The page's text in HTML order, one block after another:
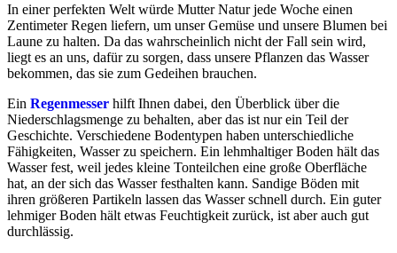
In einer perfekten Welt würde Mutter Natur jede Woche einen
Zentimeter Regen liefern, um unser Gemüse und unsere Blumen bei
Laune zu halten. Da das wahrscheinlich nicht der Fall sein wird,
liegt es an uns, dafür zu sorgen, dass unsere Pflanzen das Wasser
bekommen, das sie zum Gedeihen brauchen.
Ein Regenmesser hilft Ihnen dabei, den Überblick über die
Niederschlagsmenge zu behalten, aber das ist nur ein Teil der
Geschichte. Verschiedene Bodentypen haben unterschiedliche
Fähigkeiten, Wasser zu speichern. Ein lehmhaltiger Boden hält das
Wasser fest, weil jedes kleine Tonteilchen eine große Oberfläche
hat, an der sich das Wasser festhalten kann. Sandige Böden mit
ihren größeren Partikeln lassen das Wasser schnell durch. Ein guter
lehmiger Boden hält etwas Feuchtigkeit zurück, ist aber auch gut
durchlässig.